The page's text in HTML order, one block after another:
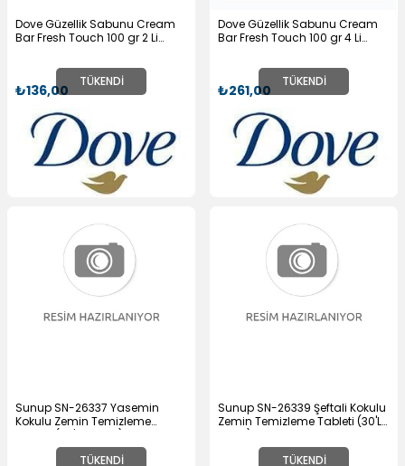
TÜKENDI
Dove Güzellik Sabunu Cream
Bar Fresh Touch 100 gr 2 Li
₺136,00
TÜKENDI
Dove Güzellik Sabunu Cream
Bar Fresh Touch 100 gr 4 Li
₺261,00
TÜKENDI
Sunup SN-26337 Yasemin
Kokulu Zemin Temizleme
Tableti (30'LU Paket)
TÜKENDI
Sunup SN-26339 Şeftali Kokulu
Zemin Temizleme Tableti (30'LU
Paket)